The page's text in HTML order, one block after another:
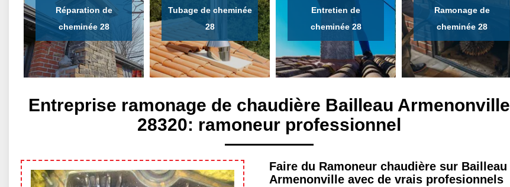
Réparation de
cheminée 28
Tubage de cheminée
28
Entretien de
cheminée 28
Ramonage de
cheminée 28
Entreprise ramonage de chaudière Bailleau Armenonville
28320: ramoneur professionnel
Faire du Ramoneur chaudière sur Bailleau
Armenonville avec de vrais profesionnels